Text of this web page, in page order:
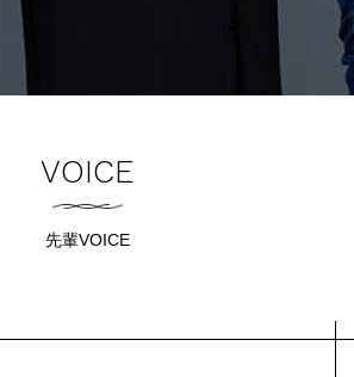
VOICE
先輩VOICE